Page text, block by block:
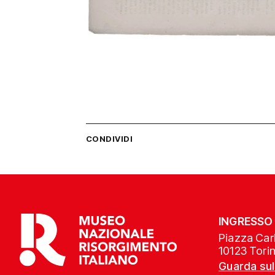
CONDIVIDI
INGRESSO
Piazza
10123
Guarda